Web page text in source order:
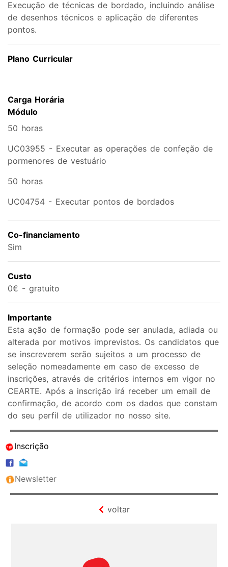
Execução de técnicas de bordado, incluindo análise
de desenhos técnicos e aplicação de diferentes
pontos.
Plano Curricular
Carga Horária
Módulo
50 horas
UC03955 - Executar as operações de confeção de
pormenores de vestuário
50 horas
UC04754 - Executar pontos de bordados
Co-financiamento
Sim
Custo
0€ - gratuito
Importante
Esta ação de formação pode ser anulada, adiada ou
alterada por motivos imprevistos. Os candidatos que
se inscreverem serão sujeitos a um processo de
seleção nomeadamente em caso de excesso de
inscrições, através de critérios internos em vigor no
CEARTE. Após a inscrição irá receber um email de
confirmação, de acordo com os dados que constam
do seu perfil de utilizador no nosso site.
Inscrição
Newsletter
voltar